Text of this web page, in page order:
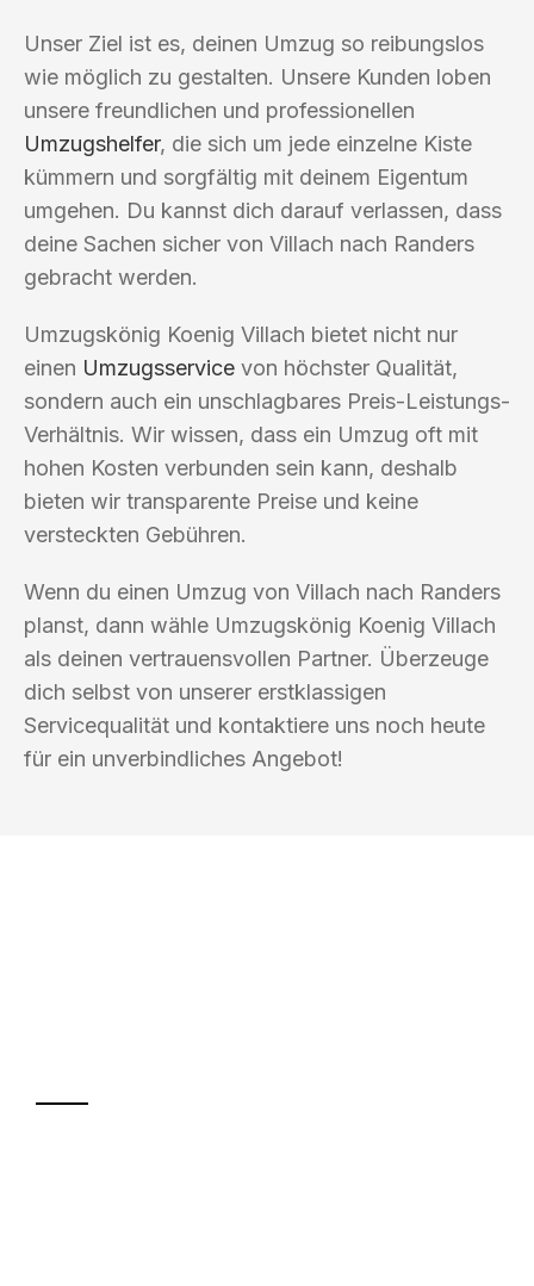
Unser Ziel ist es, deinen Umzug so reibungslos
wie möglich zu gestalten. Unsere Kunden loben
unsere freundlichen und professionellen
Umzugshelfer, die sich um jede einzelne Kiste
kümmern und sorgfältig mit deinem Eigentum
umgehen. Du kannst dich darauf verlassen, dass
deine Sachen sicher von Villach nach Randers
gebracht werden.
Umzugskönig Koenig Villach bietet nicht nur
einen Umzugsservice von höchster Qualität,
sondern auch ein unschlagbares Preis-Leistungs-
Verhältnis. Wir wissen, dass ein Umzug oft mit
hohen Kosten verbunden sein kann, deshalb
bieten wir transparente Preise und keine
versteckten Gebühren.
Wenn du einen Umzug von Villach nach Randers
planst, dann wähle Umzugskönig Koenig Villach
als deinen vertrauensvollen Partner. Überzeuge
dich selbst von unserer erstklassigen
Servicequalität und kontaktiere uns noch heute
für ein unverbindliches Angebot!